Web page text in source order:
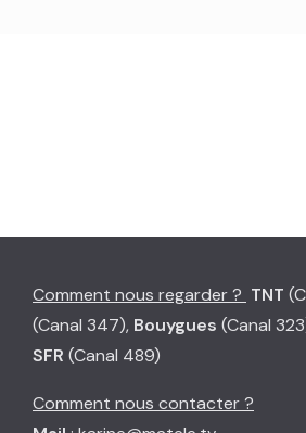
Comment nous regarder ? TNT
(Canal 347), Bouygues (Canal
SFR (Canal 489)
Comment nous contacter ?